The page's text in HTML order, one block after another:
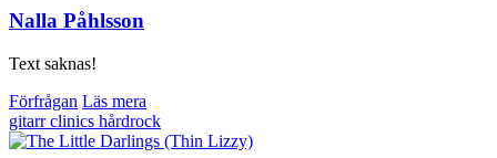
Nalla Påhlsson
Text saknas!
Förfrågan Läs mera
gitarr clinics hårdrock